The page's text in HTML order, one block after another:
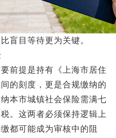
目等待更为关键。
提是持有《上海市居住
的刻度，更是合规缴纳的
本市城镇社会保险需满七
。这两者必须保持逻辑上
都可能成为审核中的阻